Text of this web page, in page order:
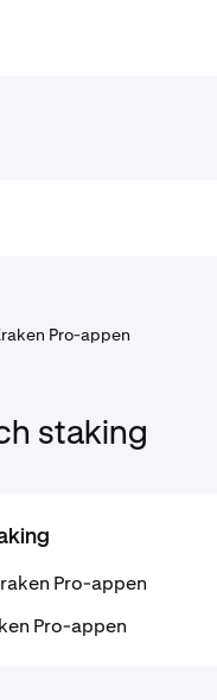
Pro-appen
staking
Pro-appen
Pro-appen